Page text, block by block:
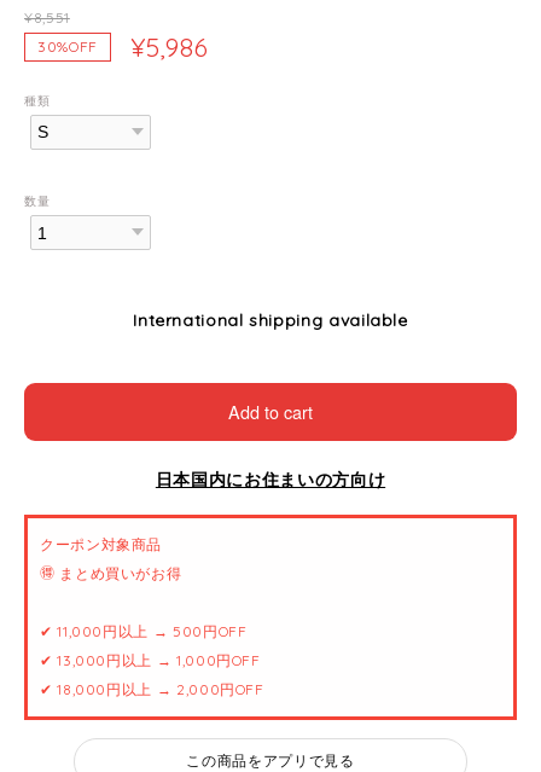
¥8,551
30%OFF
¥5,986
種類
数量
International shipping available
Add to cart
日本国内にお住まいの方向け
クーポン対象商品
🉐 まとめ買いがお得
✔ 11,000円以上 → 500円OFF
✔ 13,000円以上 → 1,000円OFF
✔ 18,000円以上 → 2,000円OFF
この商品をアプリで見る